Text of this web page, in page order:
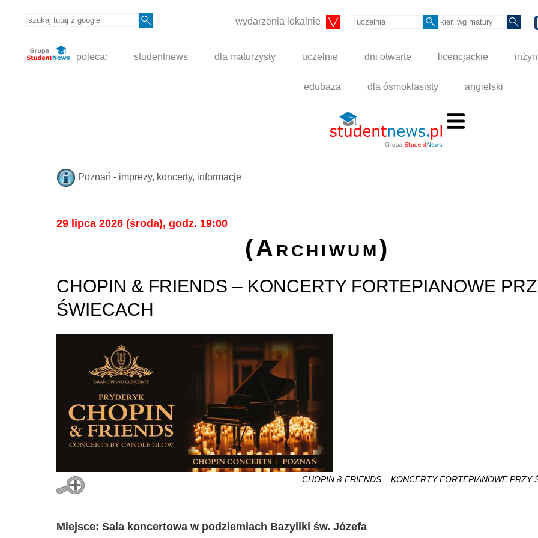
wydarzenia lokalnie
poleca: studentnews dla maturzysty uczelnie dni otwarte licencjackie
edubaza dla ósmoklasisty angielski
Poznań - imprezy, koncerty, informacje
29 lipca 2026 (środa), godz. 19:00
(Archiwum)
CHOPIN & FRIENDS – KONCERTY FORTEPIANOWE
ŚWIECACH
CHOPIN & FRIENDS – KONCERTY FORTEPIANOWE PRZY
Miejsce: Sala koncertowa w podziemiach Bazyliki św. Józefa